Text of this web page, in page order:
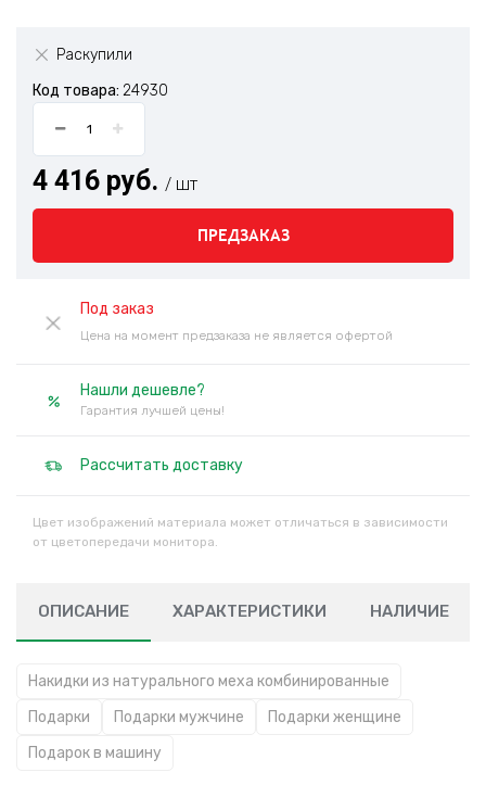
Раскупили
Код товара: 24930
4 416 руб. / шт
ПРЕДЗАКАЗ
Под заказ
Цена на момент предзаказа не является офертой
Нашли дешевле?
Гарантия лучшей цены!
Рассчитать доставку
Цвет изображений материала может отличаться в зависимости
от цветопередачи монитора.
ОПИСАНИЕ ХАРАКТЕРИСТИКИ НАЛИЧИЕ
Накидки из натурального меха комбинированные
Подарки
Подарки мужчине
Подарки женщине
Подарок в машину